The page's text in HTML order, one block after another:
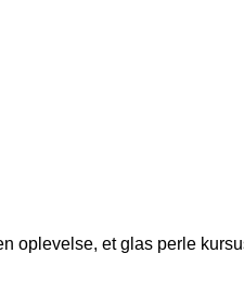
oplevelse, et glas perle